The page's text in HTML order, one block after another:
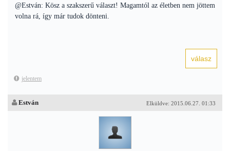
@Estván: Kösz a szakszerű választ! Magamtól az életben nem jöttem
volna rá, így már tudok dönteni.
jelentem
Elküldve: 2015.06.27. 01:33
Estván